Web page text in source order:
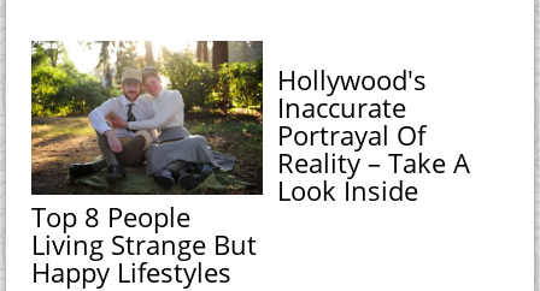
Top 8 People
Living Strange But
Happy Lifestyles
Hollywood's
Inaccurate
Portrayal Of
Reality – Take A
Look Inside